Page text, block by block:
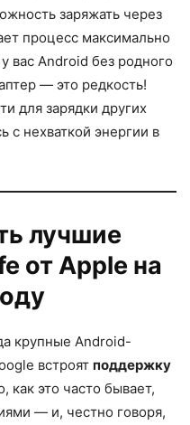
заряжать через
процесс максимально
вас Android без родного
— это редкость!
для зарядки других
с нехваткой энергии в
лучшие
от Apple на
крупные Android-
встроят поддержку
как это часто бывает,
— и, честно говоря,